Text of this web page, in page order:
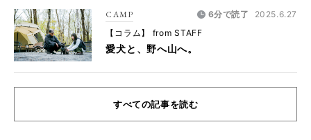
CAMP 6分で読了
2025.6.27
【コラム】 from STAFF
愛犬と、野へ山へ。
すべての記事を読む